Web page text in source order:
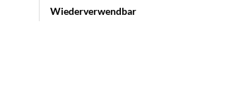
Wiederverwendbar